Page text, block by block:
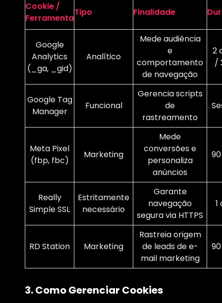
Cookie /
Ferramenta
Tipo Finalidade
Google
Analytics
(_ga, _gid)
Analítico
Mede audiência
e
comportamento
de navegação
2
/
Google Tag
Manager
Funcional
Gerencia scripts
de
rastreamento
Meta Pixel
(fbp, fbc)
Marketing
Mede
conversões e
personaliza
anúncios
Really
Simple SSL
Estritamente
necessário
Garante
navegação
segura via HTTPS
1
RD Station Marketing
Rastreia origem
de leads de e-
mail marketing
3. Como Gerenciar Cookies